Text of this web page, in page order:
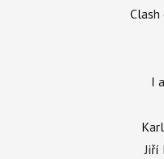
I
Jiří